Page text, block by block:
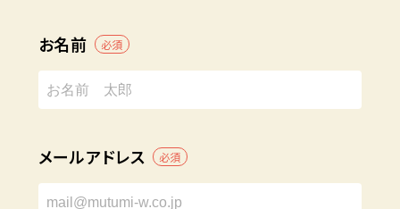
お名前 必須
メールアドレス 必須